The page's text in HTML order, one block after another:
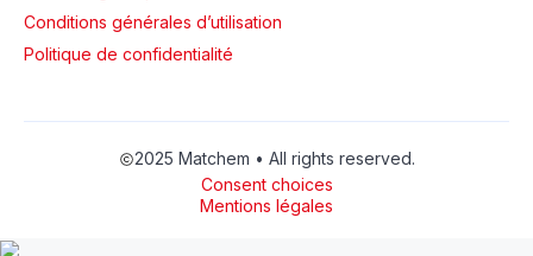
Conditions générales d’utilisation
Politique de confidentialité
2025 Matchem • All rights reserved.
Consent choices
Mentions légales